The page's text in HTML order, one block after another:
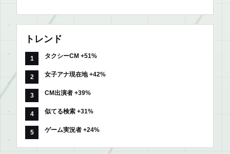
トレンド
タクシーCM +51%
女子アナ現在地 +42%
CM出演者 +39%
似てる検索 +31%
ゲーム実況者 +24%